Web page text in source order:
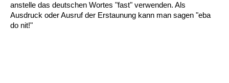
anstelle das deutschen Wortes "fast" verwenden. Als
Ausdruck oder Ausruf der Erstaunung kann man sagen "eba
do nit!"